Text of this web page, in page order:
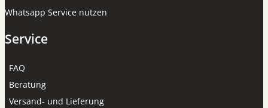
Whatsapp Service nutzen
Service
FAQ
Beratung
Versand- und Lieferung